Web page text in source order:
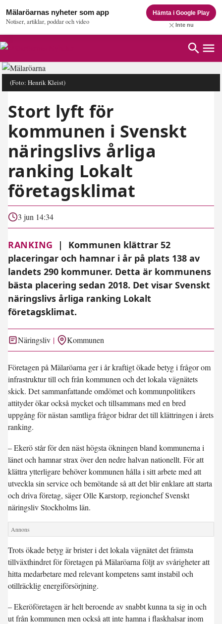
Mälaröarnas nyheter som app
Notiser, artiklar, poddar och video
Hämta i Google Play
Inte nu
(Foto: Henrik Kleist)
Stort lyft för
kommunen i Svenskt
näringslivs årliga
ranking Lokalt
företagsklimat
3 jun 14:34
RANKING |
Kommunen klättrar 52
placeringar och hamnar i år på plats 138 av
landets 290 kommuner. Detta är kommunens
bästa placering sedan 2018. Det visar Svenskt
näringslivs årliga ranking Lokalt
företagsklimat.
Näringsliv Kommunen
Företagen på Mälaröarna ger i år kraftigt ökade betyg i frågor om
infrastruktur till och från kommunen och det lokala vägnätets
skick. Det sammanfattande omdömet och kommunpolitikers
attityder ökar också mycket och tillsammans med en bred
uppgång för nästan samtliga frågor bidrar det till klättringen i årets
ranking.
– Ekerö står för den näst högsta ökningen bland kommunerna i
länet och hamnar strax över den nedre halvan nationellt. För att
klättra ytterligare behöver kommunen hålla i sitt arbete med att
utveckla sin service och bemötande så att det blir enklare att starta
och driva företag, säger Olle Karstorp, regionchef Svenskt
näringsliv Stockholms län.
Trots ökade betyg är brister i det lokala vägnätet det främsta
tillväxthindret för företagen på Mälaröarna följt av svårigheter att
hitta medarbetare med relevant kompetens samt instabil och
otillräcklig energiförsörjning.
– Ekeröföretagen är helt beroende av snabbt kunna ta sig in och
ut från kommunen men också att inte hamna i flaskhalsar inom